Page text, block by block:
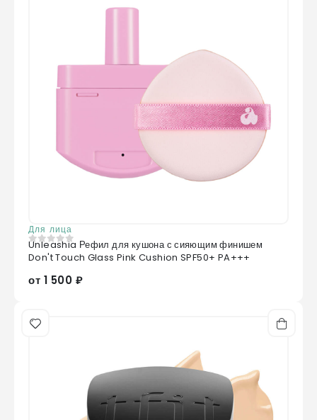
Для лица
0из 5
Unleashia Рефил для кушона с сияющим финишем
Don't Touch Glass Pink Cushion SPF50+ PA+++
от 1 500 ₽